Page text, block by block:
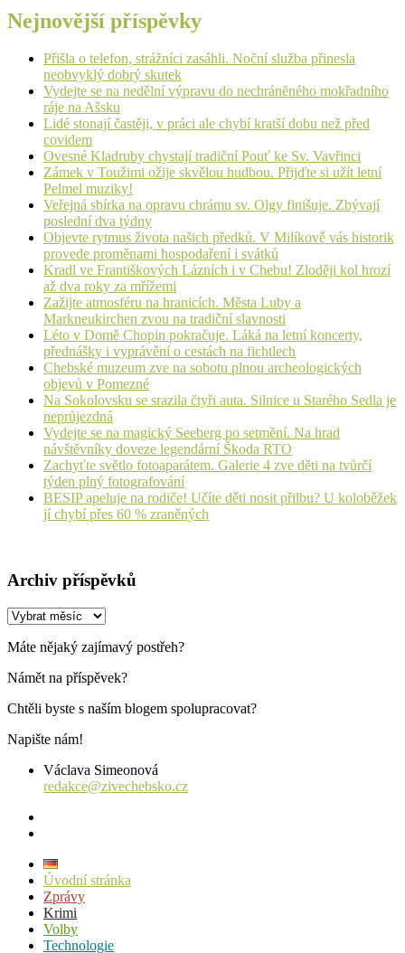
Nejnovější příspěvky
Přišla o telefon, strážníci zasáhli. Noční služba přinesla
neobvyklý dobrý skutek
Vydejte se na nedělní výpravu do nechráněného mokřadního
ráje na Ašsku
Lidé stonají častěji, v práci ale chybí kratší dobu než před
covidem
Ovesné Kladruby chystají tradiční Pouť ke Sv. Vavřinci
Zámek v Toužimi ožije skvělou hudbou. Přijďte si užít letní
Pelmel muziky!
Veřejná sbírka na opravu chrámu sv. Olgy finišuje. Zbývají
poslední dva týdny
Objevte rytmus života našich předků. V Milíkově vás historik
provede proměnami hospodaření i svátků
Kradl ve Františkových Lázních i v Chebu! Zloději kol hrozí
až dva roky za mřížemi
Zažijte atmosféru na hranicích. Města Luby a
Markneukirchen zvou na tradiční slavnosti
Léto v Domě Chopin pokračuje. Láká na letní koncerty,
přednášky i vyprávění o cestách na fichtlech
Chebské muzeum zve na sobotu plnou archeologických
objevů v Pomezné
Na Sokolovsku se srazila čtyři auta. Silnice u Starého Sedla je
neprůjezdná
Vydejte se na magický Seeberg po setmění. Na hrad
návštěvníky doveze legendární Škoda RTO
Zachyťte světlo fotoaparátem. Galerie 4 zve děti na tvůrčí
týden plný fotografování
BESIP apeluje na rodiče! Učíte děti nosit přilbu? U koloběžek
jí chybí přes 60 % zraněných
Archiv příspěvků
Archiv
Máte nějaký zajímavý postřeh?
Námět na příspěvek?
Chtěli byste s naším blogem spolupracovat?
Napište nám!
Václava Simeonová
redakce@zivechebsko.cz
Úvodní stránka
Zprávy
Krimi
Volby
Technologie